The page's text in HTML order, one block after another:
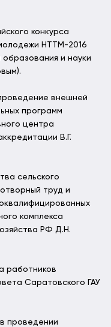
конкурса
НТТМ-2016
и науки
внешней
программ
центра
В.Г.
сельского
труд и
комплекса
РФ Д.Н.
работников
Саратовского ГАУ
проведении